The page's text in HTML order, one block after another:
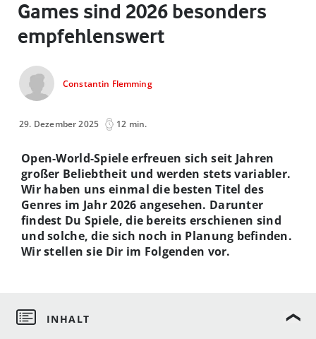
Games sind 2026 besonders
empfehlenswert
Constantin Flemming
29. Dezember 2025 12 min.
Open-World-Spiele erfreuen sich seit Jahren
großer Beliebtheit und werden stets variabler.
Wir haben uns einmal die besten Titel des
Genres im Jahr 2026 angesehen. Darunter
findest Du Spiele, die bereits erschienen sind
und solche, die sich noch in Planung befinden.
Wir stellen sie Dir im Folgenden vor.